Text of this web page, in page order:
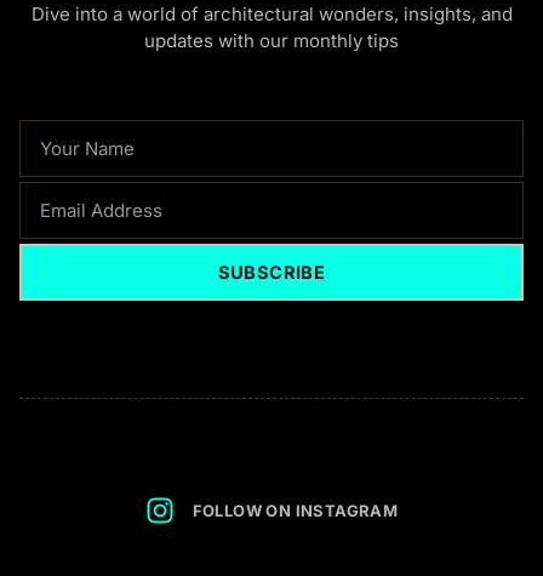
Dive into a world of architectural wonders, insights, and
updates with our monthly tips
SUBSCRIBE
FOLLOW ON INSTAGRAM